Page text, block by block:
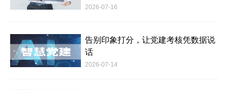
2026-07-16
告别印象打分，让党建考核凭数据说
话
2026-07-14